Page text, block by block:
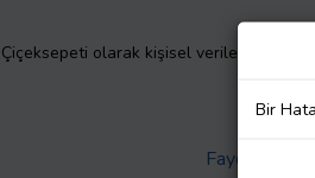
Çiçeksepeti olarak kişisel verilerinizin
Faydalı Bilgiler
Bir